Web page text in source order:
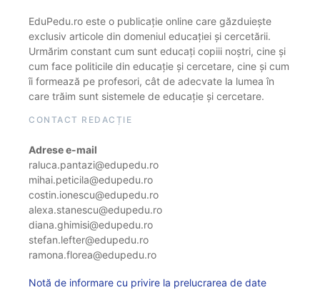
EduPedu.ro este o publicație online care găzduiește
exclusiv articole din domeniul educației și cercetării.
Urmărim constant cum sunt educați copiii noștri, cine și
cum face politicile din educație și cercetare, cine și cum
îi formează pe profesori, cât de adecvate la lumea în
care trăim sunt sistemele de educație și cercetare.
CONTACT REDACȚIE
Adrese e-mail
raluca.pantazi@edupedu.ro
mihai.peticila@edupedu.ro
costin.ionescu@edupedu.ro
alexa.stanescu@edupedu.ro
diana.ghimisi@edupedu.ro
stefan.lefter@edupedu.ro
ramona.florea@edupedu.ro
Notă de informare cu privire la prelucrarea de date